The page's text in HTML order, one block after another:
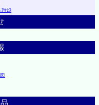
ｱｸｾｽ